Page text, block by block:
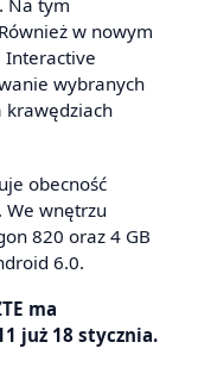
Na tym
w nowym
Interactive
wybranych
krawędziach
obecność
wnętrzu
820 oraz 4 GB
6.0.
ma
już 18 stycznia.